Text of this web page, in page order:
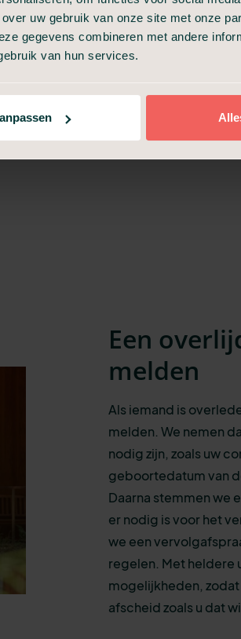
uw gebruik van onze site met onze
gegevens combineren met andere
van hun services.
ook op alle andere hiervoor
zijn.
Een
melden
Als iemand is
melden. We nemen
nodig zijn, zoals uw
geboortedatum van
Daarna stemmen we
er nodig is voor het
we een
regelen. Met heldere
mogelijkheden, zodat
afscheid zoals u dat